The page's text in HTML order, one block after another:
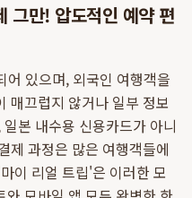
그만! 압도적인 예약 편
있으며, 외국인 여행객을
매끄럽지 않거나 일부 정보
본 내수용 신용카드가 아니
제 과정은 많은 여행객들에
이 리얼 트립'은 이러한 모